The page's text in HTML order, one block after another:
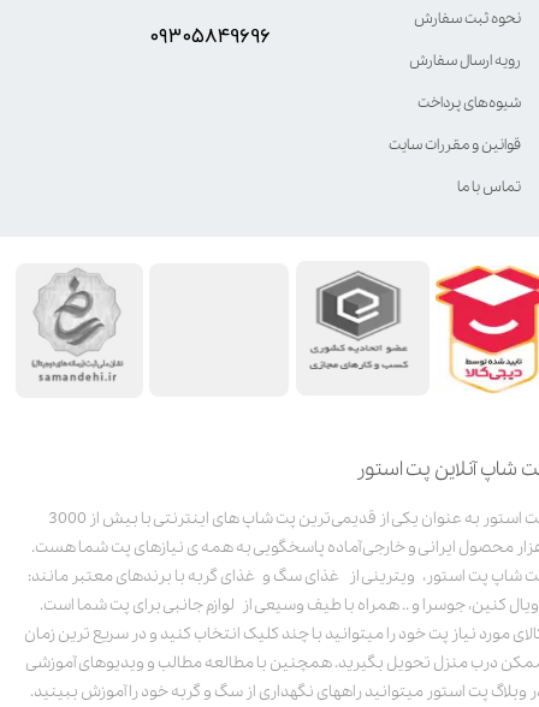
شاپ آنلاین پت استور
پت استور به عنوان یکی از قدیمی‌ترین پت شاپ های اینترنتی با بیش از 3000
محصول ایرانی و خارجی آماده پاسخگویی به همه ی نیازهای پت شما هست.
شاپ پت استور، ویترینی از غذای سگ و غذای گربه با برندهای معتبر مانند:
کنین، جوسرا و .. همراه با طیف وسیعی از لوازم جانبی برای پت شما است.
مورد نیاز پت خود را میتوانید با چند کلیک انتخاب کنید و در سریع ترین زمان
درب منزل تحویل بگیرید. همچنین با مطالعه مطالب و ویدیوهای آموزشی
وبلاگ پت استور میتوانید راههای نگهداری از سگ و گربه خود را آموزش ببینید.
نحوه ثبت سفارش
رویه ارسال سفارش
شیوه‌های پرداخت
قوانین و مقررات سایت
تماس با ما
۰۹۳۰۵8۴9696